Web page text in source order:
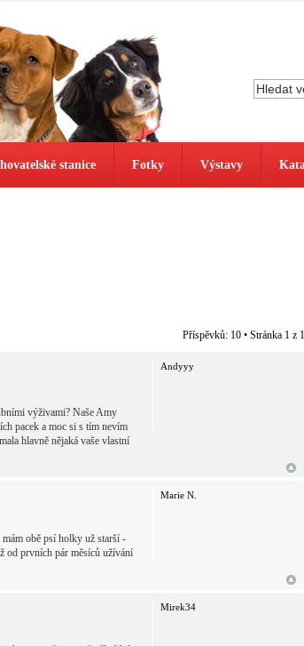
stanice Fotky Výstavy
Příspěvků: 10 • Stránka 1 z 1
výživami? Naše Amy
pacek a moc si s tím nevím
hlavně nějaká vaše vlastní
Andyyy
obě psí holky už starší -
od prvních pár měsíců užívání
Marie N.
Mirek34